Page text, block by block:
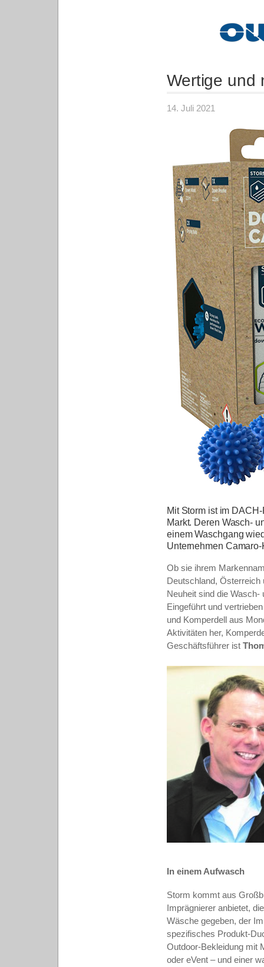
Wertige und
14. Juli 2021
Mit Storm ist im
Markt. Deren Wasch-
einem Waschgang
Unternehmen
Ob sie ihrem
Deutschland, Österreich
Neuheit sind die Wasch-
Eingeführt und
und Komperdell aus
Aktivitäten her,
Geschäftsführer ist
In einem Aufwasch
Storm kommt aus
Imprägnierer anbietet,
Wäsche gegeben, der
spezifisches Produkt-
Outdoor-Bekleidung mit
oder eVent – und einer